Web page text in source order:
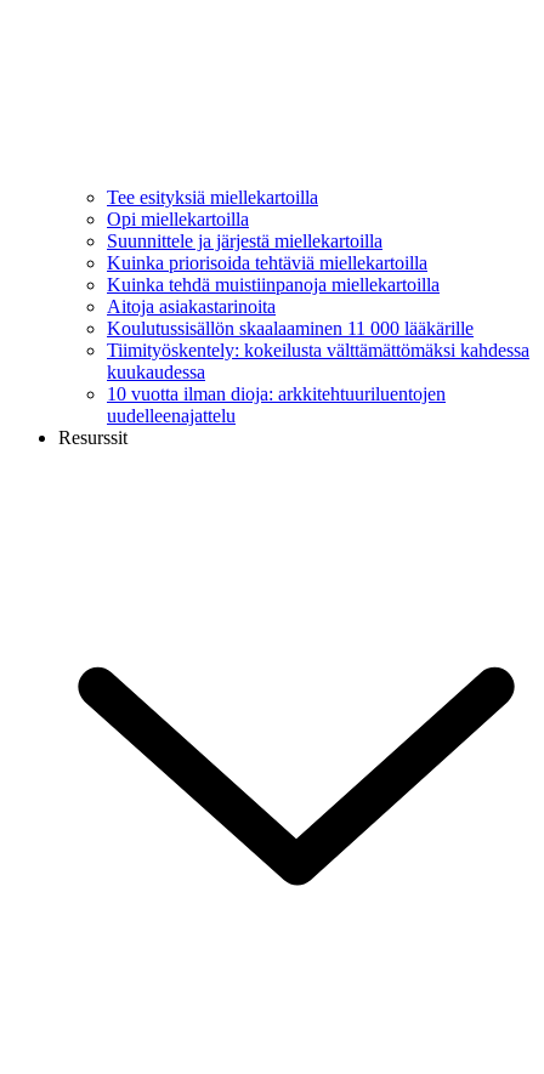
Tee esityksiä miellekartoilla
Opi miellekartoilla
Suunnittele ja järjestä miellekartoilla
Kuinka priorisoida tehtäviä miellekartoilla
Kuinka tehdä muistiinpanoja miellekartoilla
Aitoja asiakastarinoita
Koulutussisällön skaalaaminen 11 000 lääkärille
Tiimityöskentely: kokeilusta välttämättömäksi kahdessa
kuukaudessa
10 vuotta ilman dioja: arkkitehtuuriluentojen
uudelleenajattelu
Resurssit